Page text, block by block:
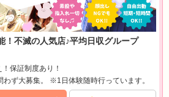
不滅の人気店♪平均日収グループ
保証制度あり！
ず大募集。 ※1日体験随時行っています。